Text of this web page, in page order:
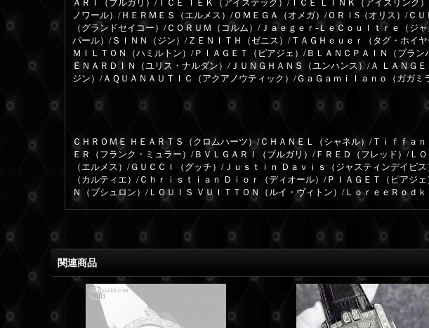
ＡＲＩ（ブルガリ）/ＩＣＥ ＴＥＫ（アイステック）/ＩＣＥ ＬＩＮＫ（アイスリン
ノワール）/ＨＥＲＭＥＳ（エルメス）/ＯＭＥＧＡ（オメガ）/ＯＲＩS（オリス）/Ｃ
（グランドセイコー）/ＣＯＲＵＭ（コルム）/Ｊａｅｇｅｒ-ＬｅＣｏｕｌｔｒｅ（
パール）/ＳＩＮＮ（ジン）/ＺＥＮＩＴＨ（ゼニス）/ＴＡＧＨｅｕｅｒ（タグ・ホイ
ＭＩＬＴＯＮ（ハミルトン）/ＰＩＡＧＥＴ（ピアジェ）/ＢＬＡＮＣＰＡＩＮ（ブラ
ＥＮＡＲＤＩＮ（ユリス・ナルダン）/ＪＵＮＧＨＡＮＳ（ユンハンス）/Ａ ＬＡＮＧ
ジン）/ＡＱＵＡＮＡＵＴＩＣ（アクアノウティック）/ＧａＧａｍｉｌａｎｏ（ガガ
ＣＨＲＯＭＥ ＨＥＡＲＴＳ（クロムハーツ）/ＣＨＡＮＥＬ（シャネル）/Ｔｉｆｆａ
ＥＲ（フランク・ミュラー）/ＢＶＬＧＡＲＩ（ブルガリ）/ＦＲＥＤ（フレッド）/Ｌ
（エルメス）/ＧＵＣＣＩ（グッチ）/Ｊｕｓｔｉｎ Ｄａｖｉｓ（ジャスティンデイ
（カルティエ）/Ｃｈｒｉｓｔｉａｎ Ｄｉｏｒ（ディオール）/ＰＩＡＧＥＴ（ピア
Ｎ（ブシュロン）/ＬＯＵＩＳ ＶＵＩＴＴＯＮ（ルイ・ヴィトン）/ＬｏｒｅｅＲｏｄ
関連商品